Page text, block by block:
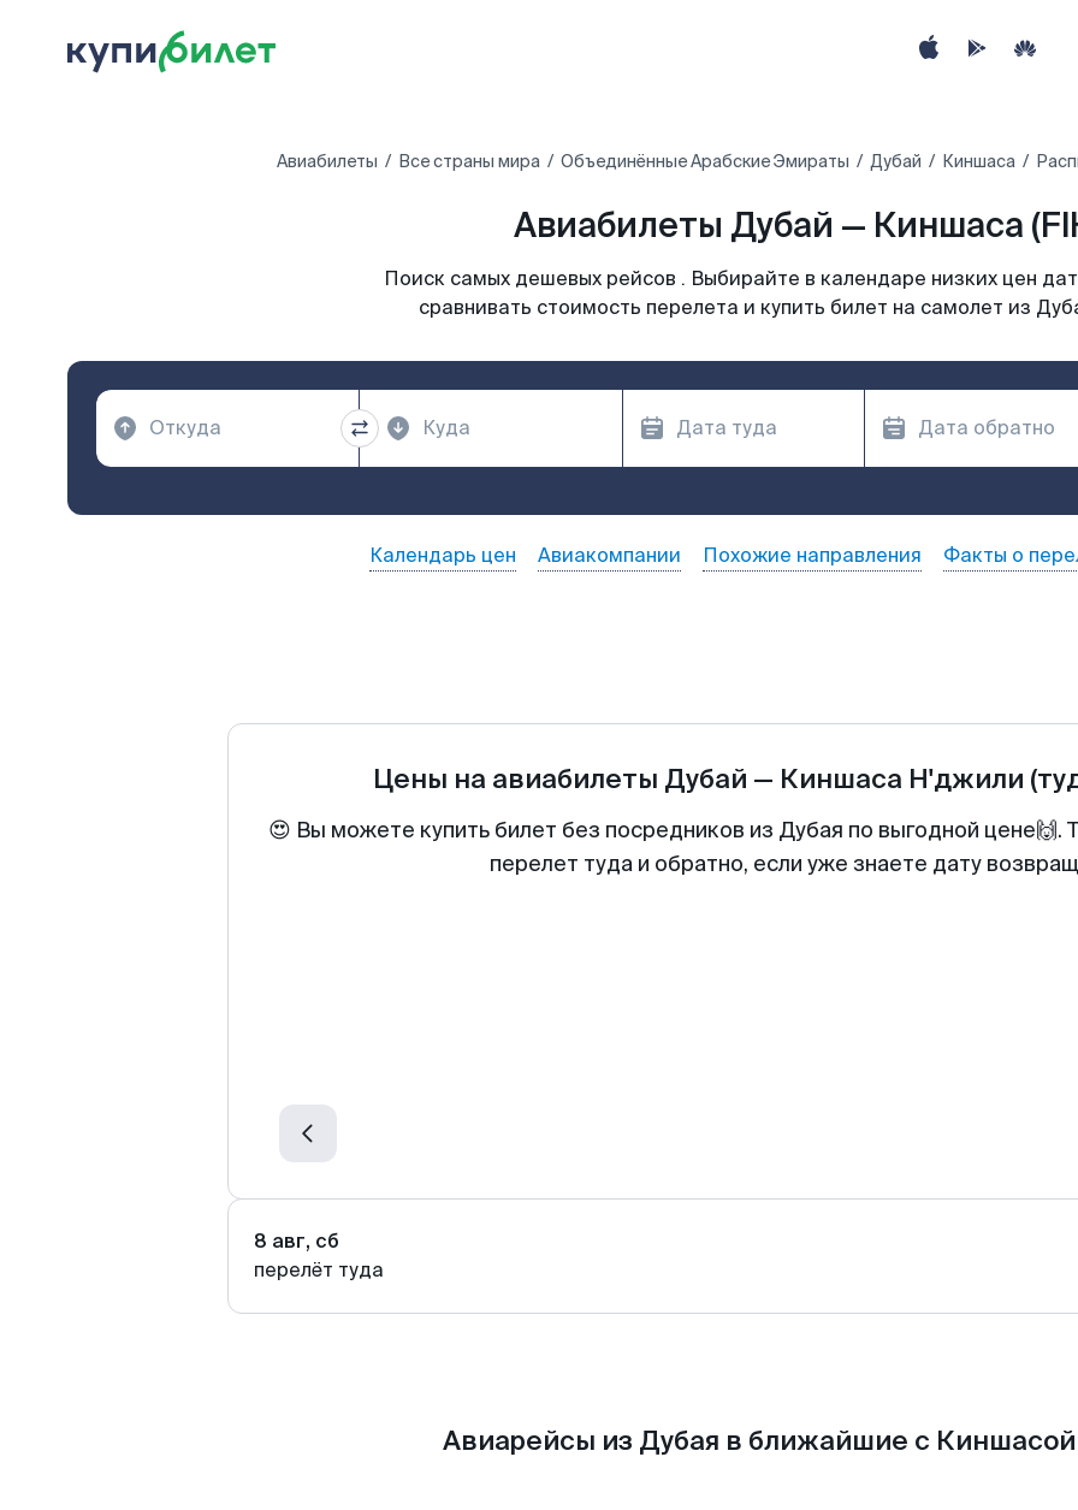
Авиабилеты Все страны мира Объединённые Арабские Эмираты Дубай Киншаса
Авиабилеты Дубай — Киншаса
Поиск самых дешевых рейсов . Выбирайте в календаре низких цен
сравнивать стоимость перелета и купить билет на самолет из
Календарь цен Авиакомпании Похожие направления Факты о
Цены на авиабилеты Дубай — Киншаса Н'джили
😍 Вы можете купить билет без посредников из Дубая по выгодной
перелет туда и обратно, если уже знаете дату
8 авг, сб
перелёт туда
Авиарейсы из Дубая в ближайшие с Киншасой